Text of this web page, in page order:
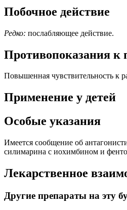
Побочное действие
Редко: послабляющее действие.
Противопоказания к
Повышенная чувствительность к
Применение у детей
Особые указания
Имеется сообщение об
силимарина с иохимбином и
Лекарственное
Другие препараты на эту